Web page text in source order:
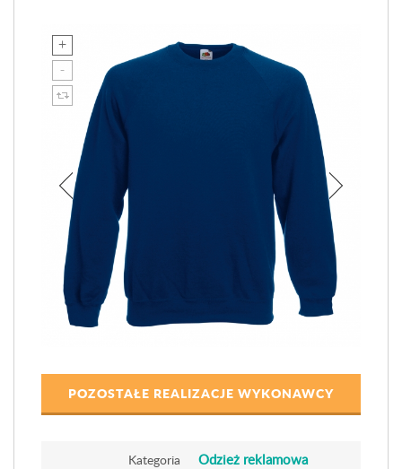
POZOSTAŁE REALIZACJE WYKONAWCY
Kategoria Odzież reklamowa